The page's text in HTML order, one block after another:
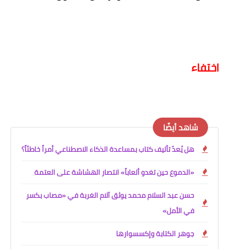
اختفاء
شاهد أيضًا
هل يُعدّ تأليف كتاب بمساعدة الذكاء الاصطناعي أمراً خاطئاً؟
«الدموع حين تغدو ألعاباً» انتصار الهشاشة على العتمة
حسن عبد السلام محمد يوثق آلام الغربة في «مصاب بكسر
في الأمل»
جوهر الكتابة وإكسسوارها